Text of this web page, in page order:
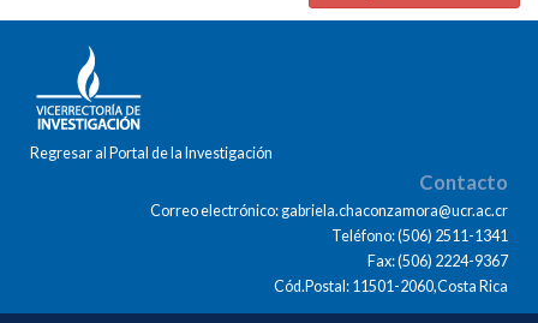
Regresar al Portal de la Investigación
Contacto
Correo electrónico: gabriela.chaconzamora@ucr.ac.cr
Teléfono: (506) 2511-1341
Fax: (506) 2224-9367
Cód.Postal: 11501-2060,Costa Rica